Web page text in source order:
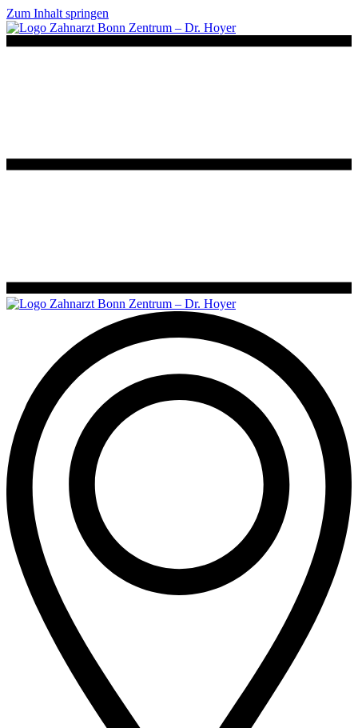
Zum Inhalt springen